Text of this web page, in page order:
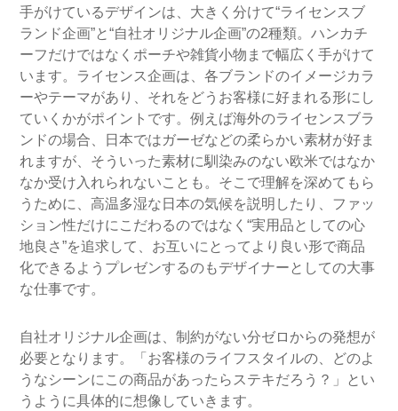
手がけているデザインは、大きく分けて“ライセンスブ
ランド企画”と“自社オリジナル企画”の2種類。ハンカチ
ーフだけではなくポーチや雑貨小物まで幅広く手がけて
います。ライセンス企画は、各ブランドのイメージカラ
ーやテーマがあり、それをどうお客様に好まれる形にし
ていくかがポイントです。例えば海外のライセンスブラ
ンドの場合、日本ではガーゼなどの柔らかい素材が好ま
れますが、そういった素材に馴染みのない欧米ではなか
なか受け入れられないことも。そこで理解を深めてもら
うために、高温多湿な日本の気候を説明したり、ファッ
ション性だけにこだわるのではなく“実用品としての心
地良さ”を追求して、お互いにとってより良い形で商品
化できるようプレゼンするのもデザイナーとしての大事
な仕事です。
自社オリジナル企画は、制約がない分ゼロからの発想が
必要となります。「お客様のライフスタイルの、どのよ
うなシーンにこの商品があったらステキだろう？」とい
うように具体的に想像していきます。